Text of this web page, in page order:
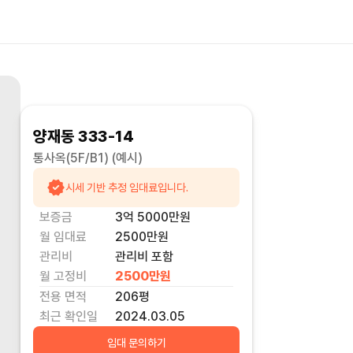
양재동 333-14
통사옥(5F/B1) (예시)
시세 기반 추정 임대료입니다.
보증금 3억 5000만원
월 임대료
2500만원
관리비
관리비 포함
월 고정비
2500만원
전용 면적
206평
최근 확인일
2024.03.05
임대 문의하기